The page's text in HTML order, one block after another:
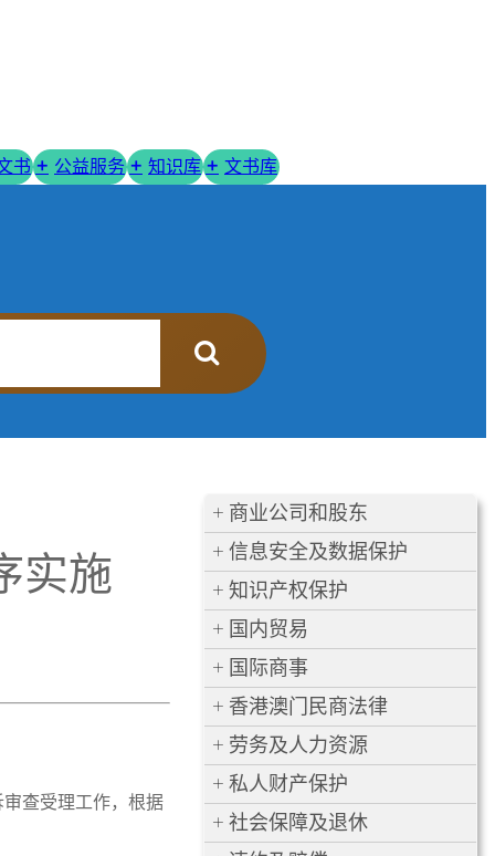
书 公益服务 知识库 文书库
实施
查受理工作，根据
商业公司和股东
信息安全及数据保护
知识产权保护
国内贸易
国际商事
香港澳门民商法律
劳务及人力资源
私人财产保护
社会保障及退休